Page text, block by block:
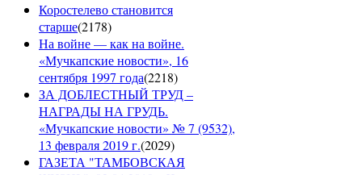
Коростелево становится
старше(2178)
На войне — как на войне.
«Мучкапские новости», 16
сентября 1997 года(2218)
ЗА ДОБЛЕСТНЫЙ ТРУД –
НАГРАДЫ НА ГРУДЬ.
«Мучкапские новости» № 7 (9532),
13 февраля 2019 г.(2029)
ГАЗЕТА "ТАМБОВСКАЯ